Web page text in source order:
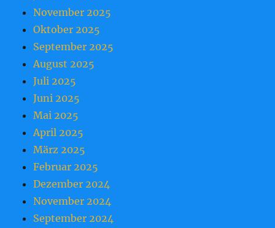
November 2025
Oktober 2025
September 2025
August 2025
Juli 2025
Juni 2025
Mai 2025
April 2025
März 2025
Februar 2025
Dezember 2024
November 2024
September 2024